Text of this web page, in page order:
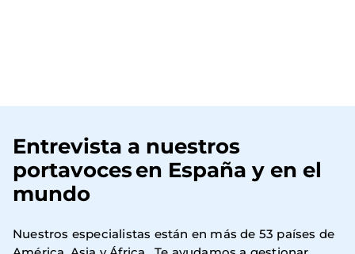
Entrevista a nuestros
portavoces en España y en el
mundo
Nuestros especialistas están en más de 53 países de